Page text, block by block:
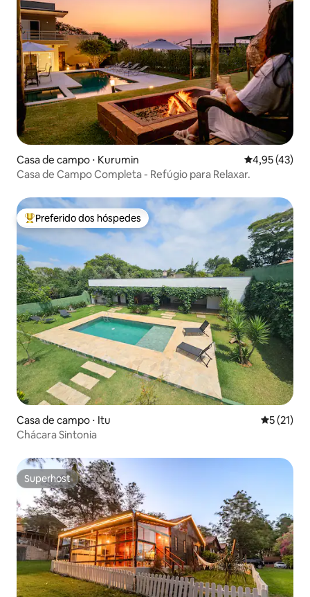
Casa de campo ⋅ Kurumin 4,95 de uma
4,95 (43)
Casa de Campo Completa - Refúgio para Relaxar.
Entre os melhores preferidos dos hóspedes
Preferido dos hóspedes
Casa de campo ⋅ Itu 5 de uma
5 (21)
Chácara Sintonia
Superhost
Superhost